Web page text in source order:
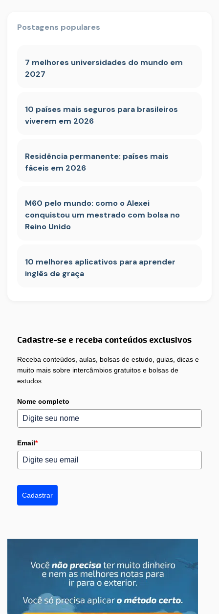
Postagens populares
7 melhores universidades do mundo em
2027
10 países mais seguros para brasileiros
viverem em 2026
Residência permanente: países mais
fáceis em 2026
M60 pelo mundo: como o Alexei
conquistou um mestrado com bolsa no
Reino Unido
10 melhores aplicativos para aprender
inglês de graça
Cadastre-se e receba conteúdos exclusivos
Receba conteúdos, aulas, bolsas de estudo, guias, dicas e
muito mais sobre intercâmbios gratuitos e bolsas de
estudos.
Nome completo
Email*
Cadastrar